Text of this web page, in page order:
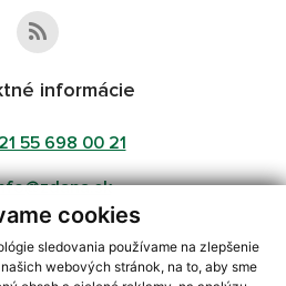
cookies
sledovania používame na zlepšenie
webových stránok, na to, aby sme
informácie
55 698 00 21